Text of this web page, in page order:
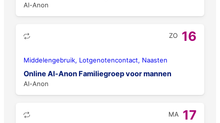
Al-Anon
ZO 16
Middelengebruik, Lotgenotencontact, Naasten
Online Al-Anon Familiegroep voor mannen
Al-Anon
MA 17